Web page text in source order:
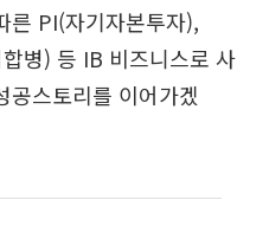
른 PI(자기자본투자),
병) 등 IB 비즈니스로 사
공스토리를 이어가겠